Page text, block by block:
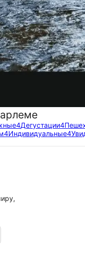
4Дегустации4
4Индивидуальные4